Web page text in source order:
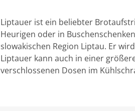
Liptauer ist ein beliebter
Heurigen oder in
slowakischen Region Liptau. Er
Liptauer kann auch in einer
verschlossenen Dosen im